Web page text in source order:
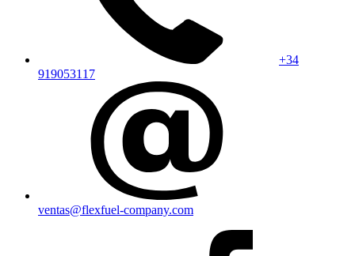
+34
919053117
ventas@flexfuel-company.com